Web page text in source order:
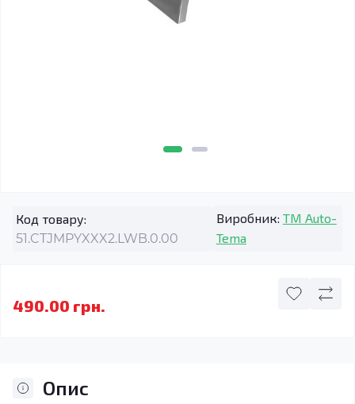
Код товару:
51.CTJMPYXXX2.LWB.0.00
Виробник: TM Auto-
Tema
490.00 грн.
Опис